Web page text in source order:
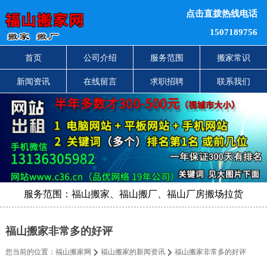
点击直拨热线电话
1507189756
首页 公司介绍 服务范围 搬家常识
新闻资讯 在线留言 求职招聘 联系我们
服务范围：福山搬家、福山搬厂、福山厂房搬场拉货
福山搬家非常多的好评
您当前的位置： 福山搬家网 福山搬家的新闻资讯 福山搬家非常多的好评